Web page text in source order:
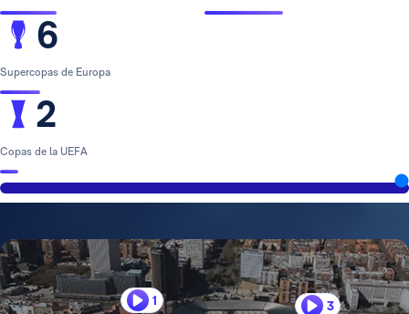
6
Supercopas de Europa
2
Copas de la UEFA
1 3